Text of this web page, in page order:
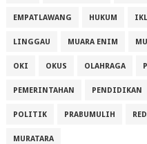
EMPATLAWANG HUKUM
LINGGAU MUARA ENIM
OKI OKUS OLAHRAGA
PEMERINTAHAN PENDIDIKAN
POLITIK PRABUMULIH
MURATARA